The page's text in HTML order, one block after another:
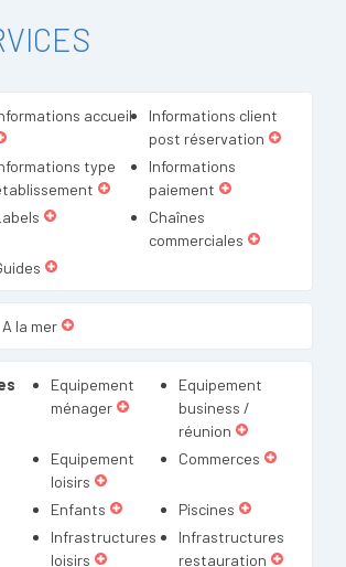
accueil
Informations client
post réservation
type
Informations
paiement
Chaînes
commerciales
A la mer
Equipement
ménager
Equipement
business /
réunion
Equipement
loisirs
Commerces
Enfants
Piscines
Infrastructures
loisirs
Infrastructures
restauration